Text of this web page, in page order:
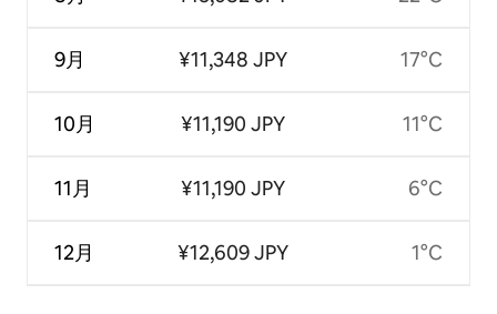
9月
10月
11月
12月
¥11,348 JPY
¥11,190 JPY
¥11,190 JPY
¥12,609 JPY
17°C
11°C
6°C
1°C